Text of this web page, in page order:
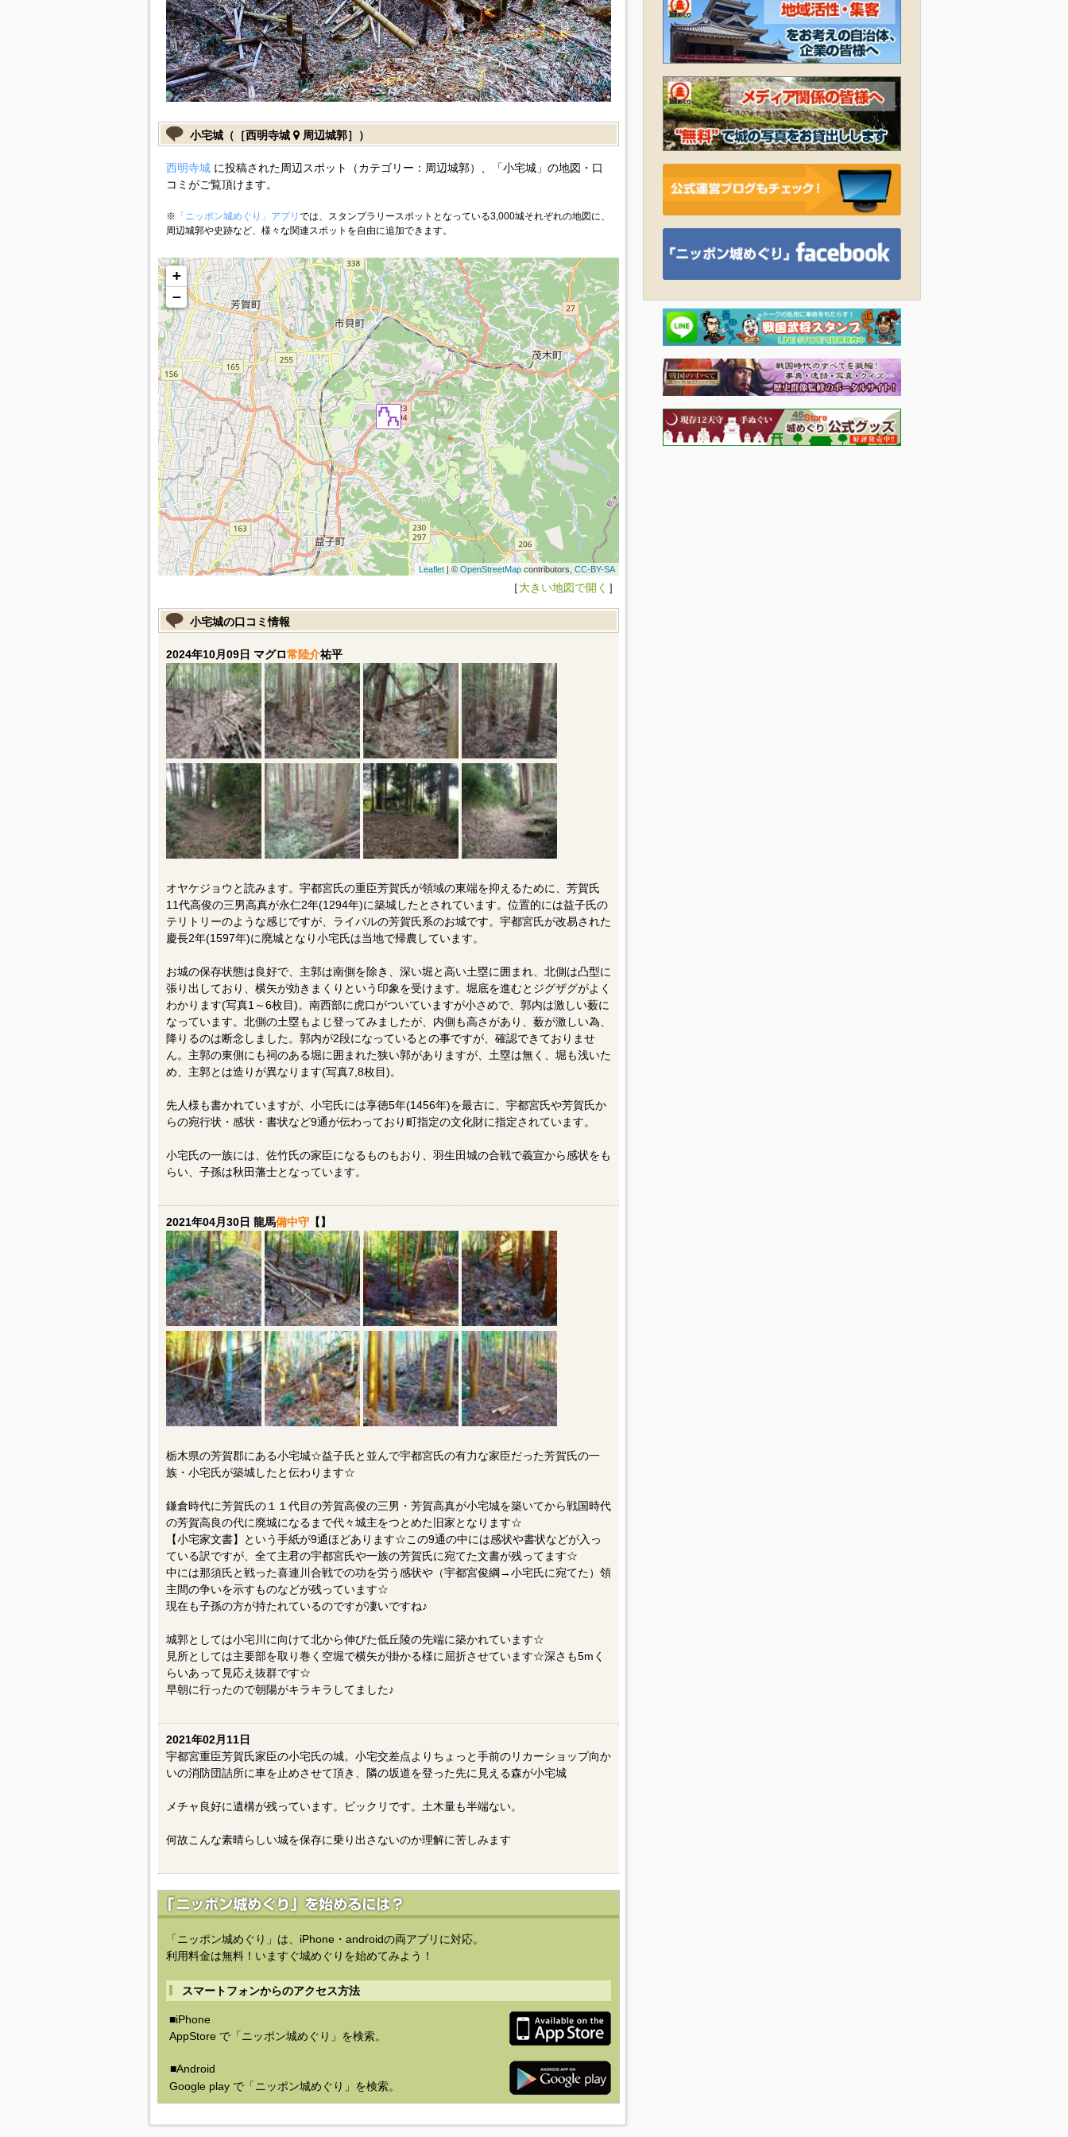
小宅城（［西明寺城 周辺城郭］）
西明寺城に投稿された周辺スポット（カテゴリー：周辺城郭）、「小宅城」の地図・口
コミがご覧頂けます。
※ 「ニッポン城めぐり」アプリ では、スタンプラリースポットとなっている3,000城それぞれの地図に、
周辺城郭や史跡など、様々な関連スポットを自由に追加できます。
+
−
Leaflet| © OpenStreetMapcontributors, CC-BY-SA
［大きい地図で開く ］
小宅城の口コミ情報
2024年10月09日 マグロ常陸介祐平
オヤケジョウと読みます。宇都宮氏の重臣芳賀氏が領域の東端を抑えるために、芳賀氏
11代高俊の三男高真が永仁2年(1294年)に築城したとされています。位置的には益子氏の
テリトリーのような感じですが、ライバルの芳賀氏系のお城です。宇都宮氏が改易された
慶長2年(1597年)に廃城となり小宅氏は当地で帰農しています。
お城の保存状態は良好で、主郭は南側を除き、深い堀と高い土塁に囲まれ、北側は凸型に
張り出しており、横矢が効きまくりという印象を受けます。堀底を進むとジグザグがよく
わかります(写真1～6枚目)。南西部に虎口がついていますが小さめで、郭内は激しい薮に
なっています。北側の土塁もよじ登ってみましたが、内側も高さがあり、薮が激しい為、
降りるのは断念しました。郭内が2段になっているとの事ですが、確認できておりませ
ん。主郭の東側にも祠のある堀に囲まれた狭い郭がありますが、土塁は無く、堀も浅いた
め、主郭とは造りが異なります(写真7,8枚目)。
先人様も書かれていますが、小宅氏には享徳5年(1456年)を最古に、宇都宮氏や芳賀氏か
らの宛行状・感状・書状など9通が伝わっており町指定の文化財に指定されています。
小宅氏の一族には、佐竹氏の家臣になるものもおり、羽生田城の合戦で義宣から感状をも
らい、子孫は秋田藩士となっています。
2021年04月30日 龍馬備中守【】
栃木県の芳賀郡にある小宅城☆益子氏と並んで宇都宮氏の有力な家臣だった芳賀氏の一
族・小宅氏が築城したと伝わります☆
鎌倉時代に芳賀氏の１１代目の芳賀高俊の三男・芳賀高真が小宅城を築いてから戦国時代
の芳賀高良の代に廃城になるまで代々城主をつとめた旧家となります☆
【小宅家文書】という手紙が9通ほどあります☆この9通の中には感状や書状などが入っ
ている訳ですが、全て主君の宇都宮氏や一族の芳賀氏に宛てた文書が残ってます☆
中には那須氏と戦った喜連川合戦での功を労う感状や（宇都宮俊綱→小宅氏に宛てた）領
主間の争いを示すものなどが残っています☆
現在も子孫の方が持たれているのですが凄いですね♪
城郭としては小宅川に向けて北から伸びた低丘陵の先端に築かれています☆
見所としては主要部を取り巻く空堀で横矢が掛かる様に屈折させています☆深さも5mく
らいあって見応え抜群です☆
早朝に行ったので朝陽がキラキラしてました♪
2021年02月11日
宇都宮重臣芳賀氏家臣の小宅氏の城。小宅交差点よりちょっと手前のリカーショップ向か
いの消防団詰所に車を止めさせて頂き、隣の坂道を登った先に見える森が小宅城
メチャ良好に遺構が残っています。ビックリです。土木量も半端ない。
何故こんな素晴らしい城を保存に乗り出さないのか理解に苦しみます
「ニッポン城めぐり」は、iPhone・androidの両アプリに対応。
利用料金は無料！いますぐ城めぐりを始めてみよう！
スマートフォンからのアクセス方法
■iPhone
AppStore で「ニッポン城めぐり」を検索。
■Android
Google play で「ニッポン城めぐり」を検索。